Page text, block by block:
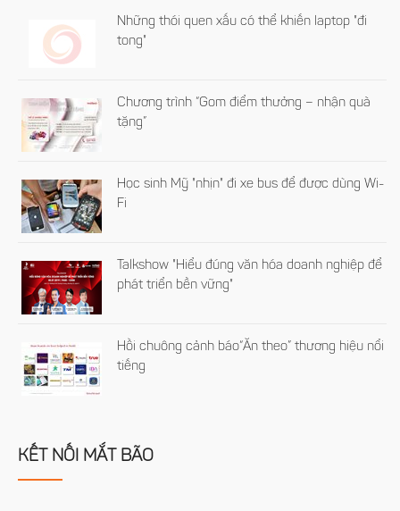
Những thói quen xấu có thể khiến laptop "đi
tong"
Chương trình “Gom điểm thưởng – nhận quà
tặng”
Học sinh Mỹ "nhịn" đi xe bus để được dùng Wi-
Fi
Talkshow "Hiểu đúng văn hóa doanh nghiệp để
phát triển bền vững"
Hồi chuông cảnh báo“Ăn theo” thương hiệu nổi
tiếng
KẾT NỐI MẮT BÃO